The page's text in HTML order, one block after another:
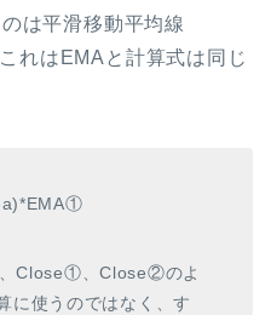
は平滑移動平均線
れはEMAと計算式は同じ
Close①、Close②のよ
に使うのではなく、す